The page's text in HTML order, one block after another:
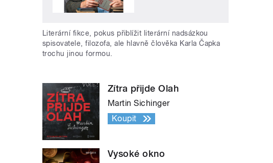
Literární fikce, pokus přiblížit literární nadsázkou
spisovatele, filozofa, ale hlavně člověka Karla Čapka
trochu jinou formou.
Zítra přijde Olah
Martin Sichinger
Koupit
Vysoké okno